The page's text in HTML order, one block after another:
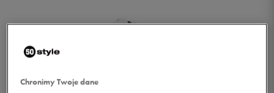
Chronimy Twoje dane